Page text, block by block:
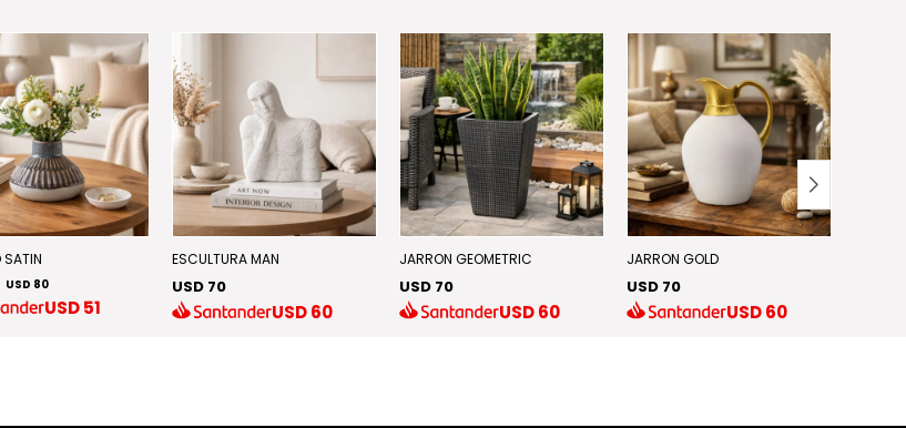
SATIN
USD 80
USD51
ESCULTURA MAN
USD 70
USD60
JARRON GEOMETRIC
USD 70
USD60
JARRON GOLD
USD 70
USD60